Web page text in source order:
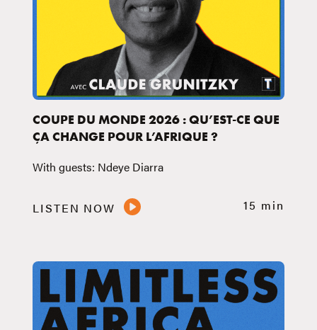
COUPE DU MONDE 2026 : QU’EST-CE QUE
ÇA CHANGE POUR L’AFRIQUE ?
With guests: Ndeye Diarra
LISTEN NOW 15 min